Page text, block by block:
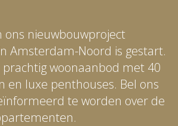
ons nieuwbouwproject
Amsterdam-Noord is gestart.
woonaanbod met 40
en luxe penthouses. Bel ons
te worden over de